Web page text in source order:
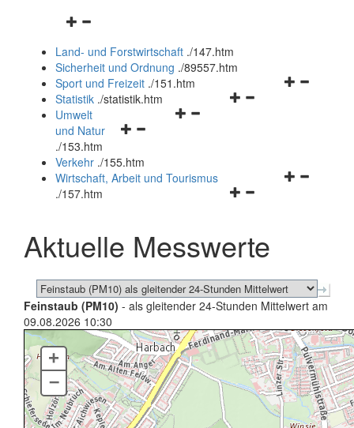
Navigationsmenü
und
schließen
Land- und Forstwirtschaft ./147.htm
Sicherheit und Ordnung ./89557.htm
Navigationsmenü
Sport und Freizeit ./151.htm
Navigationsmenü
Statistik ./statistik.htm
Navigationsmenü
und
schließen
Umwelt
und Natur
./153.htm
Verkehr ./155.htm
Navigationsmenü
schließen
Wirtschaft, Arbeit und Tourismus
./157.htm
Aktuelle Messwerte
Feinstaub (PM10) - als gleitender 24-Stunden Mittelwert am
09.08.2026 10:30
+
–